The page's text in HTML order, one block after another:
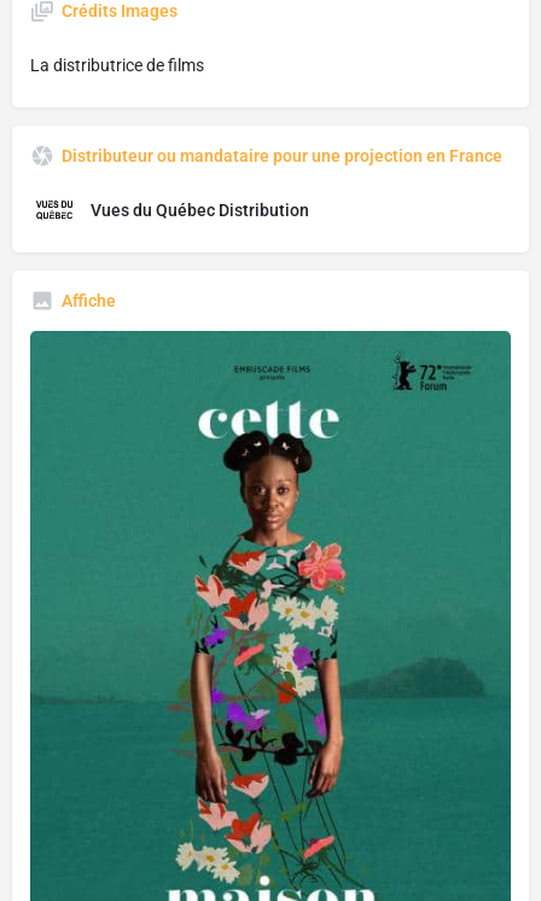
Crédits Images
La distributrice de films
Distributeur ou mandataire pour une projection en France
Vues du Québec Distribution
Affiche